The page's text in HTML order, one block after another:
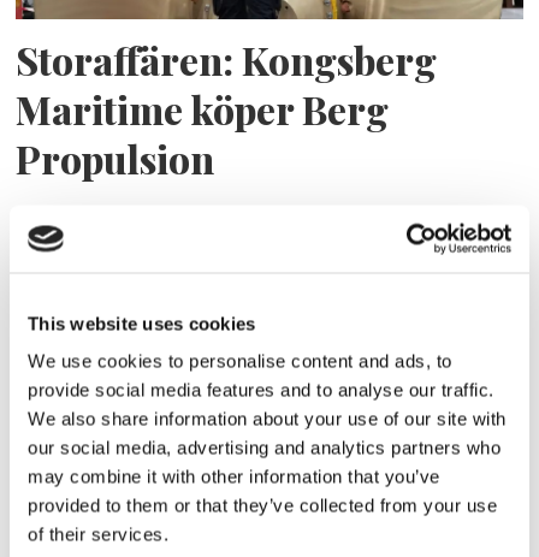
This website uses cookies
We use cookies to personalise content and ads, to
provide social media features and to analyse our traffic.
We also share information about your use of our site with
our social media, advertising and analytics partners who
may combine it with other information that you’ve
provided to them or that they’ve collected from your use
of their services.
Storaffären: Kongsberg
Maritime köper Berg
Propulsion
Sirius tar leverans av
nybygge